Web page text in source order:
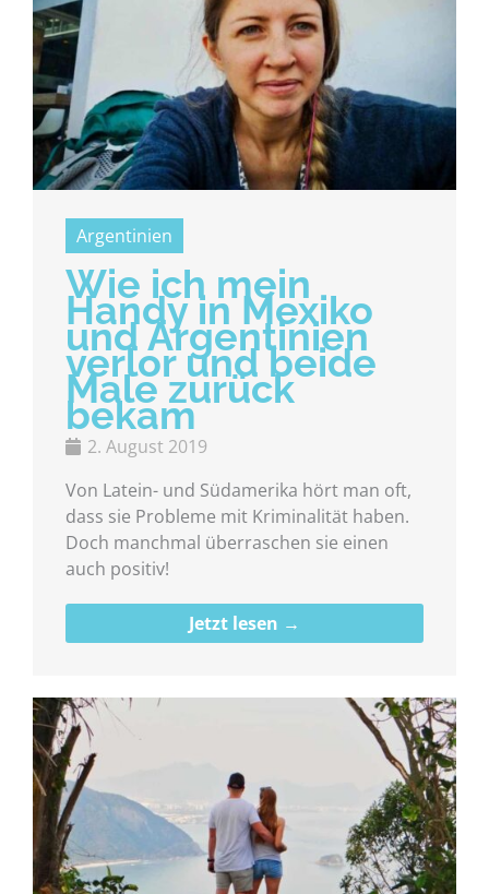
Argentinien
Wie ich mein
Handy in Mexiko
und Argentinien
verlor und beide
Male zurück
bekam
2. August 2019
Von Latein- und Südamerika hört man oft,
dass sie Probleme mit Kriminalität haben.
Doch manchmal überraschen sie einen
auch positiv!
Jetzt lesen →